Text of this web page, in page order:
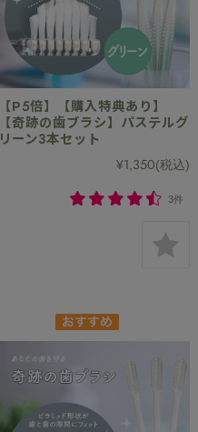
【P5倍】【購入特典あり】
【奇跡の歯ブラシ】パステルグ
リーン3本セット
¥1,350(税込)
3件